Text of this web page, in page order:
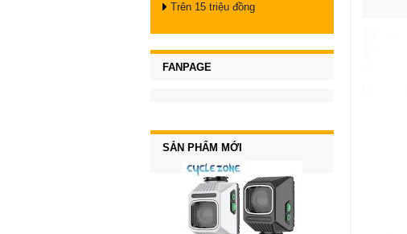
Trên 15 triệu đồng
FANPAGE
SẢN PHẨM MỚI